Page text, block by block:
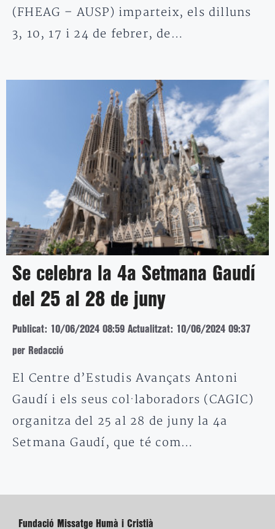
(FHEAG – AUSP) imparteix, els dilluns
3, 10, 17 i 24 de febrer, de…
Se celebra la 4a Setmana Gaudí
del 25 al 28 de juny
Publicat: 10/06/2024 08:59 Actualitzat: 10/06/2024 09:37
per Redacció
El Centre d’Estudis Avançats Antoni
Gaudí i els seus col·laboradors (CAGIC)
organitza del 25 al 28 de juny la 4a
Setmana Gaudí, que té com…
Fundació Missatge Humà i Cristià